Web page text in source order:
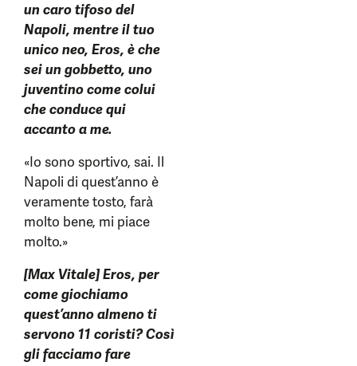
un caro tifoso del
Napoli, mentre il tuo
unico neo, Eros, è che
sei un gobbetto, uno
juventino come colui
che conduce qui
accanto a me.
«Io sono sportivo, sai. Il
Napoli di quest’anno è
veramente tosto, farà
molto bene, mi piace
molto.»
[Max Vitale] Eros, per
come giochiamo
quest’anno almeno ti
servono 11 coristi? Così
gli facciamo fare